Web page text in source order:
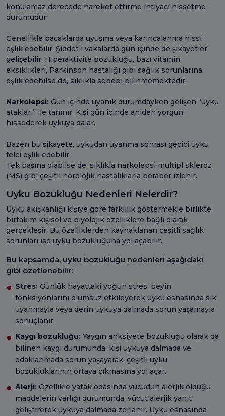
konulamaz derecede hareket ettirme ihtiyacı hissetme
durumudur.
Genellikle bacaklarda uyuşma veya karıncalanma hissi
eşlik edebilir. Şiddetli vakalarda gün içinde de şikayetler
gelişebilir. Hiperaktivite bozukluğu, bazı vitamin
eksiklikleri, Parkinson hastalığı gibi sağlık sorunlarına
eşlik edebilse de, sıklıkla sebebi bilinmemektedir.
Narkolepsi: Gün içinde uyanık durumdayken gelişen “uyku
atakları” ile tanınır. Kişi gün içinde aniden yorgun
hissederek uykuya dalar.
Bazen bu şikayete, uykudan uyanma sonrası geçici uyku
felci eşlik edebilir.
Tek başına olabilse de, sıklıkla narkolepsi multipl skleroz
(MS) gibi çeşitli nörolojik hastalıklarla beraber izlenir.
Uyku Bozukluğu Nedenleri Nelerdir?
Uyku akışkanlığı kişiye göre farklılık göstermekle birlikte,
birtakım kişisel ve biyolojik özelliklere bağlı olarak
gerçekleşir. Bu özelliklerden kaynaklanan çeşitli sağlık
sorunları ise uyku bozukluğuna yol açabilir.
Bu kapsamda, uyku bozukluğu nedenleri aşağıdaki
gibi özetlenebilir:
Stres: Günlük hayattaki yoğun stres, beyin
fonksiyonlarını olumsuz etkileyerek uyku esnasında sık
uyanmayla veya derin uykuya dalmada sorun yaşamayla
sonuçlanır.
Kaygı bozukluğu: Yaygın anksiyete bozukluğu olarak da
bilinen kaygı durumunda, kişi uykuya dalmada ve
odaklanmada sorun yaşayarak, çeşitli uyku
bozukluklarının ortaya çıkmasına yol açar.
Alerji: Özellikle yatak odasında vücudun alerjik olduğu
maddelerin varlığı durumunda, vücut alerjik yanıt
geliştirerek uykuya dalmada zorlanır. Uyku esnasında